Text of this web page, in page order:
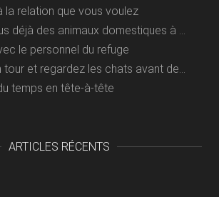
la relation que vous voulez
4. Avez-vous déjà des animaux domestiques à la maison ?
le personnel du refuge
6. Faites un tour et regardez les chats avant de vous fixer sur l’un d’entre eux
temps en tête-à-tête
ARTICLES RÉCENTS